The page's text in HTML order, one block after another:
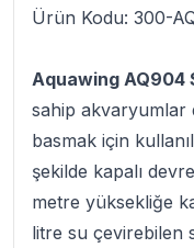
Ürün Kodu: 300-
Aquawing AQ904
sahip akvaryumlar
basmak için
şekilde kapalı
metre yüksekliğe
litre su çevirebilen